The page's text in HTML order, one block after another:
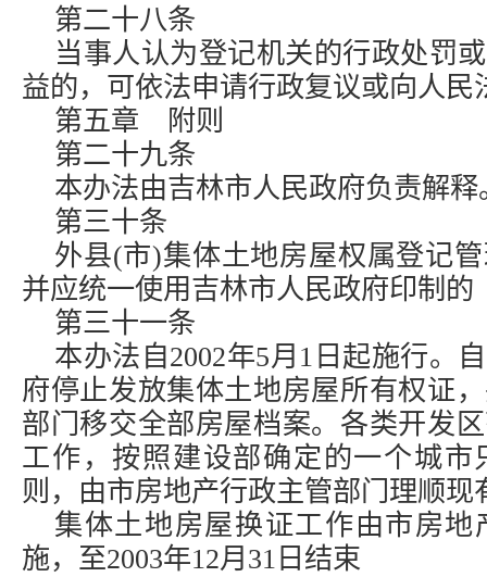
第二十八条
当事人认为登记机关的行政处罚
益的，可依法申请行政复议或向人民
第五章 附则
第二十九条
本办法由吉林市人民政府负责解释
第三十条
外县(市)集体土地房屋权属登记
并应统一使用吉林市人民政府印制的
第三十一条
本办法自2002年5月1日起施行。
府停止发放集体土地房屋所有权证
部门移交全部房屋档案。各类开发
工作，按照建设部确定的一个城市
则，由市房地产行政主管部门理顺现
集体土地房屋换证工作由市房
施，至2003年12月31日结束